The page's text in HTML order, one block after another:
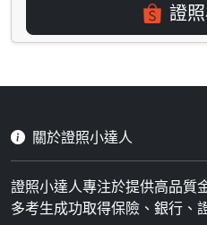
證
關於證照小達人
證照小達人專注於提供高品質
多考生成功取得保險、銀行、